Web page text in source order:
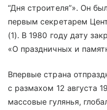
“Дня строителя”». Он
первым секретарем
(1). В 1980 году дату
«О праздничных и
Впервые страна
с размахом 12 августа
массовые гулянья,